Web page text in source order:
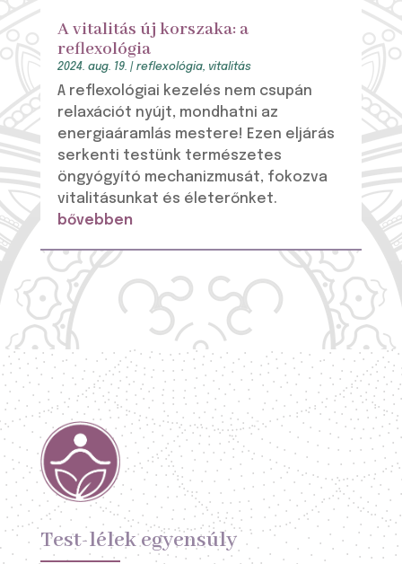
A vitalitás új korszaka: a
reflexológia
2024. aug. 19. | reflexológia, vitalitás
A reflexológiai kezelés nem csupán
relaxációt nyújt, mondhatni az
energiaáramlás mestere! Ezen eljárás
serkenti testünk természetes
öngyógyító mechanizmusát, fokozva
vitalitásunkat és életerőnket.
bővebben
Test-lélek egyensúly